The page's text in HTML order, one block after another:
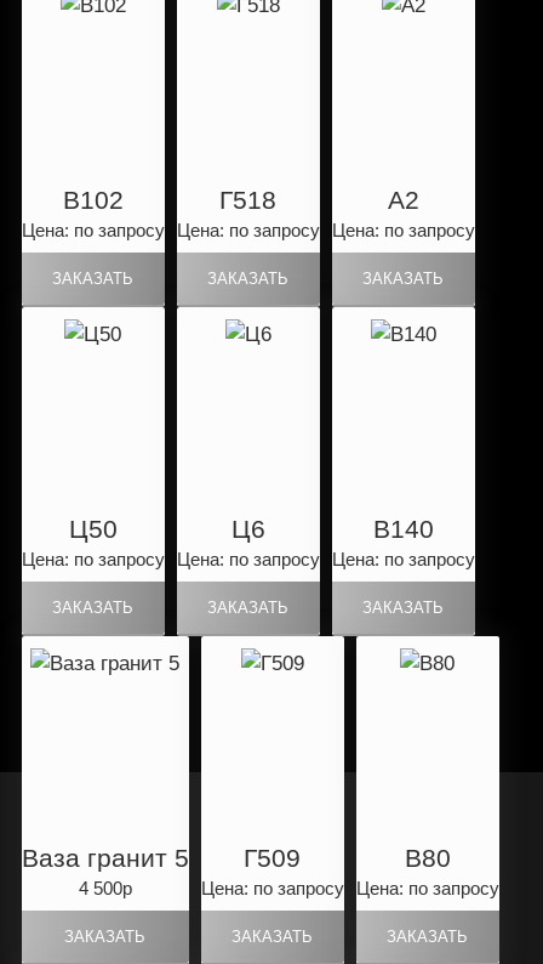
B102
Цена: по запросу
Г518
Цена: по запросу
А2
Цена: по запросу
Ц50
Цена: по запросу
Ц6
Цена: по запросу
B140
Цена: по запросу
Ваза гранит 5
4 500р
Г509
Цена: по запросу
B80
Цена: по запросу